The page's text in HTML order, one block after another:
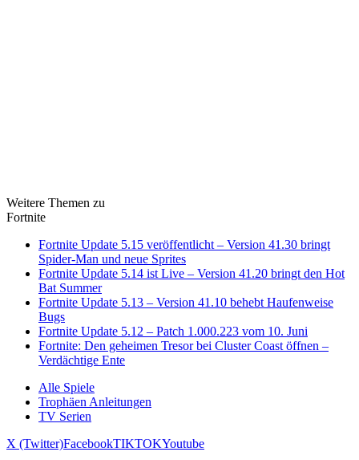
Weitere Themen zu
Fortnite
Fortnite Update 5.15 veröffentlicht – Version 41.30 bringt
Spider-Man und neue Sprites
Fortnite Update 5.14 ist Live – Version 41.20 bringt den Hot
Bat Summer
Fortnite Update 5.13 – Version 41.10 behebt Haufenweise
Bugs
Fortnite Update 5.12 – Patch 1.000.223 vom 10. Juni
Fortnite: Den geheimen Tresor bei Cluster Coast öffnen –
Verdächtige Ente
Alle Spiele
Trophäen Anleitungen
TV Serien
X (Twitter)FacebookTIKTOKYoutube